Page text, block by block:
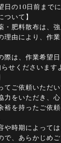
日の10日前まで
ついて】
・肥料散布は、
理由により、作
際は、作業希望
せくださいます
てご依頼いただ
力をいただき、
裕を持ったご依
や時期によって
で、あらかじめご